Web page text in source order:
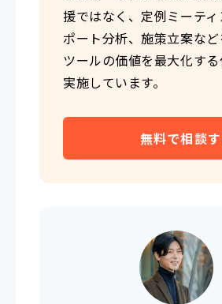
援ではなく、定例ミーティ
ポート分析、施策立案など
ツールの価値を最大化す
実施しています。
無料で相談